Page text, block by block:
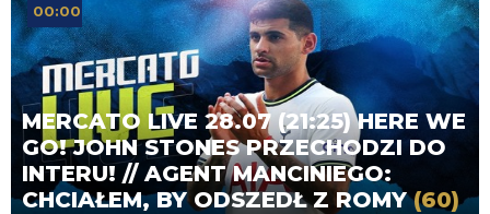
MERCATO LIVE 28.07 (21:25) HERE WE
GO! JOHN STONES PRZECHODZI DO
INTERU! // AGENT MANCINIEGO:
CHCIAŁEM, BY ODSZEDŁ Z ROMY(60)
00:00